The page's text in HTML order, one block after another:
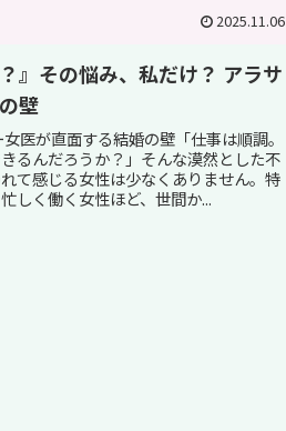
2025.11.06
』その悩み、私だけ？ アラサ
壁
医が直面する結婚の壁「仕事は順調。
るんだろうか？」そんな漠然とした不
て感じる女性は少なくありません。特
しく働く女性ほど、世間か...